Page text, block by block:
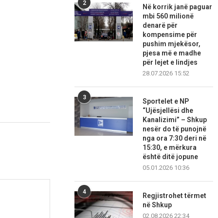
2
Në korrik janë paguar
mbi 560 milionë
denarë për
kompensime për
pushim mjekësor,
pjesa më e madhe
për lejet e lindjes
28.07.2026 15:52
3
Sportelet e NP
“Ujësjellësi dhe
Kanalizimi” – Shkup
nesër do të punojnë
nga ora 7:30 deri në
15:30, e mërkura
është ditë jopune
05.01.2026 10:36
4
Regjistrohet tërmet
në Shkup
02.08.2026 22:34